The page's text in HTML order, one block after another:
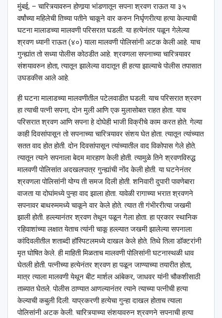
मुंबई, – चारित्र्यावरुन होणार्‍या भांडणातून सपना श्रवण राऊत या ३५
वर्षांच्या महिलेची तिच्या पतीने चाकूने वार करुन निर्घृणरीत्या हत्या केल्याची
घटना मालाडच्या मालवणी परिसरात घडली. या हत्येनंतर पळून गेलेल्या
श्रवण ध्यानी राऊत (४०) याला मालवणी पोलिसांनी अटक केली आहे. याच
गुन्ह्यांत तो सध्या पोलीस कोठडीत आहे. श्रवणला सपनाच्या चारित्र्यावर
संशयावरुन होता, त्यातून झालेल्या वादातून ही हत्या झाल्याचे पोलीस तपासात
उघडकीस आले आहे.
ही घटना मालाडच्या मालवणीतील पटेलवाडीत घडली. याच परिसरात श्रवण
हा त्याची पत्नी सपना, दोन मुली आणि एक मुलासोबत राहत होता. याच
परिसरात श्रवण आणि सपना हे दोघेही भाजी विक्रीचे काम करत होते. गेल्या
काही दिवसांपासून तो सपनाच्या चारित्र्यावर संशय घेत होता. त्यातून त्यांच्यात
सतत वाद होत होती. दोन दिवसांपासून त्यांच्यातील वाद विकोपास गेले होते.
त्यातून त्याने सपनाला बेदम मारहाण केली होती. त्यामुळे तिने श्रवणविरुद्ध
मालवणी पोलिसांत अदखलपात्र गुन्ह्यांची नोंद केली होती. या घटनेनंतर
श्रवणला पोलिसांनी योग्य ती समज दिली होती. शनिवारी दुपारी पावणेबारा
वाजता या दोघांमध्ये पुन्हा वाद झाला होता. यावेळी रागाच्या भरात श्रवणने
सपनावर बाथरुममध्ये चाकूने वार केले होते. त्यात ती गंभीररीत्या जखमी
झाली होती. हल्ल्यानंतर श्रवण तेथून पळून गेला होता. हा प्रकार स्थानिक
रहिवाशांच्या लक्षात येताच त्यांनी चाकू हल्ल्यात जखमी झालेल्या सपनाला
कांदिवलीतील शताब्दी हॉस्पिटलमध्ये दाखल केले होते. तिथे तिला डॉक्टरांनी
मृत घोषित केले. ही माहिती मिळताच मालवणी पोलिसांनी घटनास्थळी धाव
घेतली होती. पत्नीच्या हत्येनंतर श्रवण हा पळून जाण्याच्या तयारीत होता,
मात्र त्याला मालवणी येथून बीट मार्शल आंबेकर, जाधवर यांनी चौकशीसाठी
ताब्यात घेतले. पोलीस ठाण्यात आणल्यानंतर त्याने त्याच्या पत्नीची हत्या
केल्याची कबुली दिली. याप्रकरणी हत्येचा गुन्हा दाखल होताच त्याला
पोलिसांनी अटक केली. चारित्र्याच्या संशयावरुन श्रवणने सपनाची हत्या